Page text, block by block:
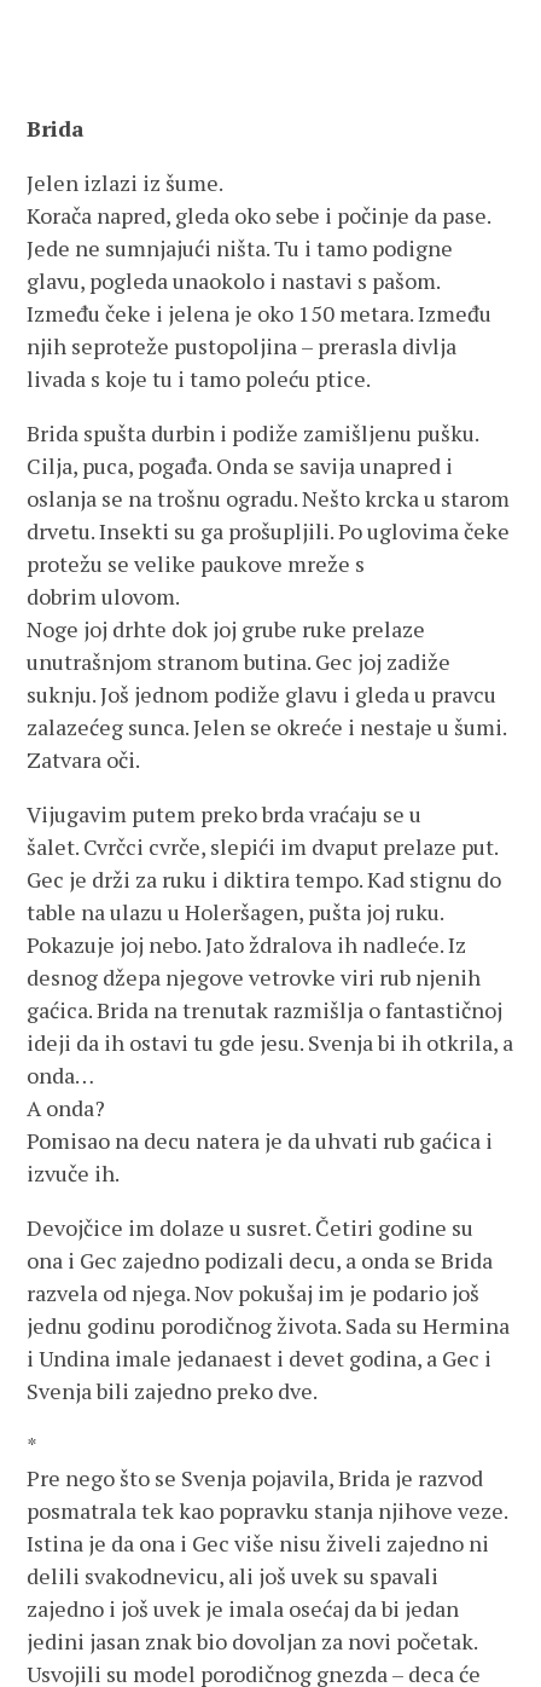
Brida
Jelen izlazi iz šume.
Korača napred, gleda oko sebe i počinje da pase.
Jede ne sumnjajući ništa. Tu i tamo podigne
glavu, pogleda unaokolo i nastavi s pašom.
Između čeke i jelena je oko 150 metara. Između
njih seproteže pustopoljina – prerasla divlja
livada s koje tu i tamo poleću ptice.
Brida spušta durbin i podiže zamišljenu pušku.
Cilja, puca, pogađa. Onda se savija unapred i
oslanja se na trošnu ogradu. Nešto krcka u starom
drvetu. Insekti su ga prošupljili. Po uglovima čeke
protežu se velike paukove mreže s
dobrim ulovom.
Noge joj drhte dok joj grube ruke prelaze
unutrašnjom stranom butina. Gec joj zadiže
suknju. Još jednom podiže glavu i gleda u pravcu
zalazećeg sunca. Jelen se okreće i nestaje u šumi.
Zatvara oči.
Vijugavim putem preko brda vraćaju se u
šalet. Cvrčci cvrče, slepići im dvaput prelaze put.
Gec je drži za ruku i diktira tempo. Kad stignu do
table na ulazu u Holeršagen, pušta joj ruku.
Pokazuje joj nebo. Jato ždralova ih nadleće. Iz
desnog džepa njegove vetrovke viri rub njenih
gaćica. Brida na trenutak razmišlja o fantastičnoj
ideji da ih ostavi tu gde jesu. Svenja bi ih otkrila, a
onda…
A onda?
Pomisao na decu natera je da uhvati rub gaćica i
izvuče ih.
Devojčice im dolaze u susret. Četiri godine su
ona i Gec zajedno podizali decu, a onda se Brida
razvela od njega. Nov pokušaj im je podario još
jednu godinu porodičnog života. Sada su Hermina
i Undina imale jedanaest i devet godina, a Gec i
Svenja bili zajedno preko dve.
*
Pre nego što se Svenja pojavila, Brida je razvod
posmatrala tek kao popravku stanja njihove veze.
Istina je da ona i Gec više nisu živeli zajedno ni
delili svakodnevicu, ali još uvek su spavali
zajedno i još uvek je imala osećaj da bi jedan
jedini jasan znak bio dovoljan za novi početak.
Usvojili su model porodičnog gnezda – deca će